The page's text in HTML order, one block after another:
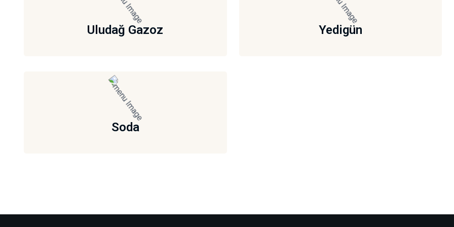
Uludağ Gazoz Yedigün
Soda